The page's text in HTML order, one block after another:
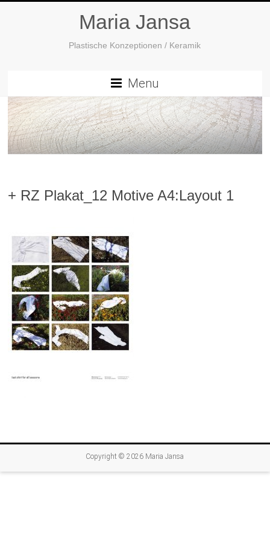
Maria Jansa
Plastische Konzeptionen / Keramik
Menu
+ RZ Plakat_12 Motive A4:Layout 1
Copyright © 2026 Maria Jansa